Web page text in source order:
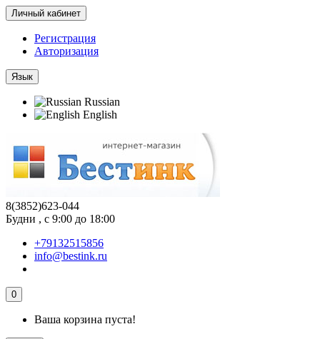
Личный кабинет
Регистрация
Авторизация
Язык
Russian
English
8(3852)623-044
Будни , с 9:00 до 18:00
+79132515856
info@bestink.ru
0
Ваша корзина пуста!